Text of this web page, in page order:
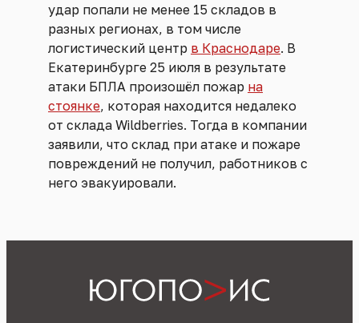
удар попали не менее 15 складов в
разных регионах, в том числе
логистический центр в Краснодаре. В
Екатеринбурге 25 июля в результате
атаки БПЛА произошёл пожар на
стоянке, которая находится недалеко
от склада Wildberries. Тогда в компании
заявили, что склад при атаке и пожаре
повреждений не получил, работников с
него эвакуировали.